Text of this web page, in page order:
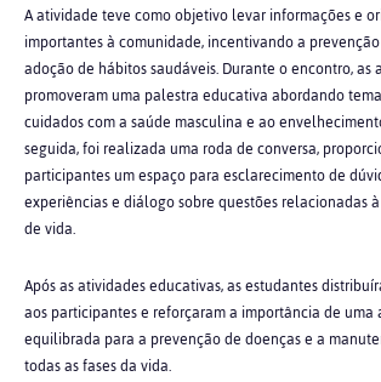
A atividade teve como objetivo levar informações e
importantes à comunidade, incentivando a
adoção de hábitos saudáveis. Durante o encontro, as
promoveram uma palestra educativa abordando
cuidados com a saúde masculina e ao
seguida, foi realizada uma roda de conversa,
participantes um espaço para esclarecimento de
experiências e diálogo sobre questões relacionadas
de vida.
Após as atividades educativas, as estudantes
aos participantes e reforçaram a importância de
equilibrada para a prevenção de doenças e a
todas as fases da vida.